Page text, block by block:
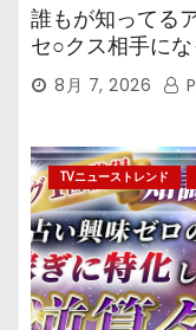
誰もが知ってる
セ○クス相手に
8月 7, 2026
TVニューストレンド